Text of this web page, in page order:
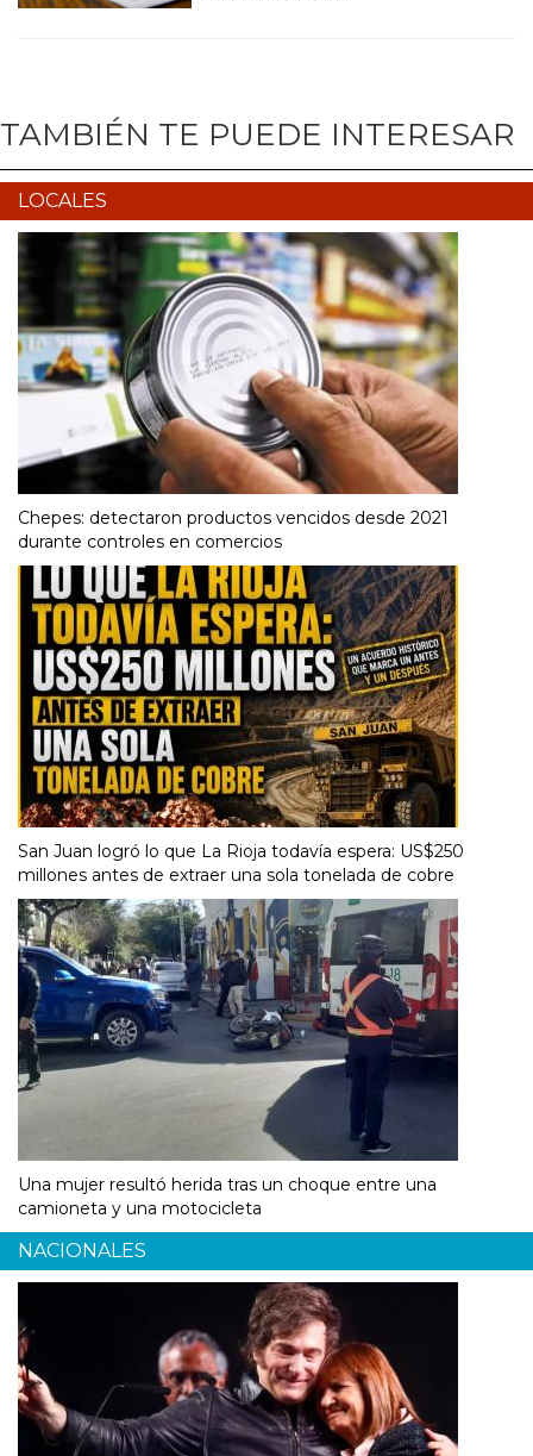
TAMBIÉN TE PUEDE INTERESAR
LOCALES
Chepes: detectaron productos vencidos desde 2021
durante controles en comercios
San Juan logró lo que La Rioja todavía espera: US$250
millones antes de extraer una sola tonelada de cobre
Una mujer resultó herida tras un choque entre una
camioneta y una motocicleta
NACIONALES